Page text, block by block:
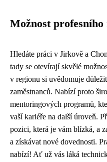
Možnost
Hledáte práci v Jirkově a
tady se otevírají skvělé
v regionu si uvědomuje
zaměstnanců. Nabízí proto
mentoringových programů,
vaší kariéře na další úroveň.
pozici, která je vám blízká, a
a získávat nové dovednosti.
nabízí! Ať už vás láká